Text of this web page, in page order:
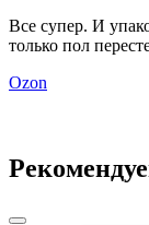
Все супер. И
только пол
Ozon